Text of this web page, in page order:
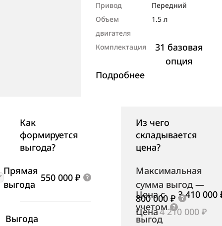
Привод
Передний
Объем
двигателя
1.5 л
Комплектация
31 базовая
опция
Подробнее
Как
формируется
выгода?
550 000 ₽
Прямая
выгода
Выгода
Из чего
складывается
цена?
Максимальная
сумма выгод —
800 000 ₽
Цена с
учетом
выгод
3 410 000
Цена4 210 000 ₽